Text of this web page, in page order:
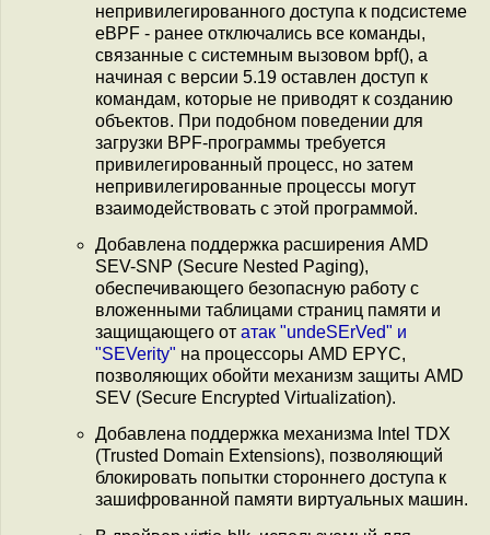
непривилегированного доступа к подсистеме
eBPF - ранее отключались все команды,
связанные с системным вызовом bpf(), а
начиная с версии 5.19 оставлен доступ к
командам, которые не приводят к созданию
объектов. При подобном поведении для
загрузки BPF-программы требуется
привилегированный процесс, но затем
непривилегированные процессы могут
взаимодействовать с этой программой.
Добавлена поддержка расширения AMD
SEV-SNP (Secure Nested Paging),
обеспечивающего безопасную работу с
вложенными таблицами страниц памяти и
защищающего от атак "undeSErVed" и
"SEVerity" на процессоры AMD EPYC,
позволяющих обойти механизм защиты AMD
SEV (Secure Encrypted Virtualization).
Добавлена поддержка механизма Intel TDX
(Trusted Domain Extensions), позволяющий
блокировать попытки стороннего доступа к
зашифрованной памяти виртуальных машин.